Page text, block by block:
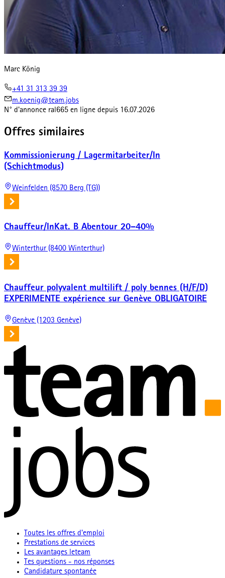
Marc König
+41 31 313 39 39
m.koenig@team.jobs
N° d'annonce ral665 en ligne depuis 16.07.2026
Offres similaires
Kommissionierung / Lagermitarbeiter/In
(Schichtmodus)
Weinfelden (8570 Berg (TG))
Chauffeur/InKat. B Abentour 20–40%
Winterthur (8400 Winterthur)
Chauffeur polyvalent multilift / poly bennes (H/F/D)
EXPERIMENTE expérience sur Genève OBLIGATOIRE
Genève (1203 Genève)
Toutes les offres d'emploi
Prestations de services
Les avantages leteam
Tes questions - nos réponses
Candidature spontanée